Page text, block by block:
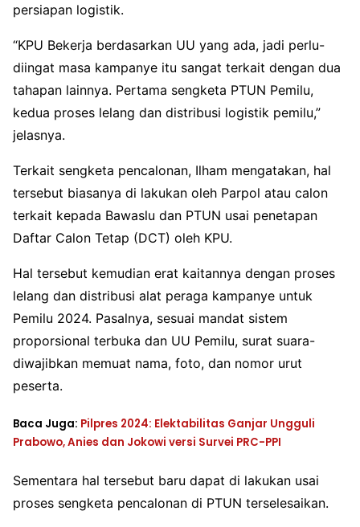
persiapan logistik.
“KPU Bekerja berdasarkan UU yang ada, jadi perlu-
diingat masa kampanye itu sangat terkait dengan dua
tahapan lainnya. Pertama sengketa PTUN Pemilu,
kedua proses lelang dan distribusi logistik pemilu,”
jelasnya.
Terkait sengketa pencalonan, Ilham mengatakan, hal
tersebut biasanya di lakukan oleh Parpol atau calon
terkait kepada Bawaslu dan PTUN usai penetapan
Daftar Calon Tetap (DCT) oleh KPU.
Hal tersebut kemudian erat kaitannya dengan proses
lelang dan distribusi alat peraga kampanye untuk
Pemilu 2024. Pasalnya, sesuai mandat sistem
proporsional terbuka dan UU Pemilu, surat suara-
diwajibkan memuat nama, foto, dan nomor urut
peserta.
Baca Juga: Pilpres 2024: Elektabilitas Ganjar Ungguli
Prabowo, Anies dan Jokowi versi Survei PRC-PPI
Sementara hal tersebut baru dapat di lakukan usai
proses sengketa pencalonan di PTUN terselesaikan.